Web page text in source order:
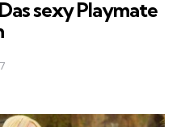
sexy Playmate